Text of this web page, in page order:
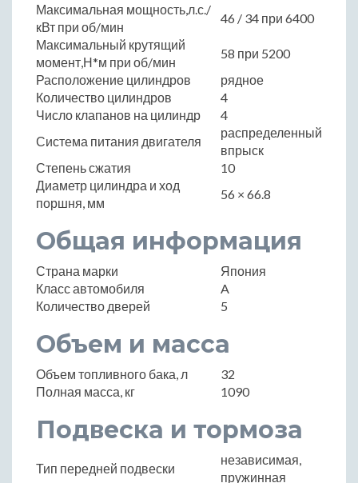
Максимальная мощность,л.с./
кВт при об/мин
46 / 34 при 6400
Максимальный крутящий
момент,Н*м при об/мин
58 при 5200
Расположение цилиндров
рядное
Количество цилиндров
4
Число клапанов на цилиндр
4
Система питания двигателя
распределенный
впрыск
Степень сжатия
10
Диаметр цилиндра и ход
поршня, мм
56 × 66.8
Общая информация
Страна марки
Япония
Класс автомобиля
A
Количество дверей
5
Объем и масса
Объем топливного бака, л
32
Полная масса, кг
1090
Подвеска и тормоза
Тип передней подвески
независимая,
пружинная